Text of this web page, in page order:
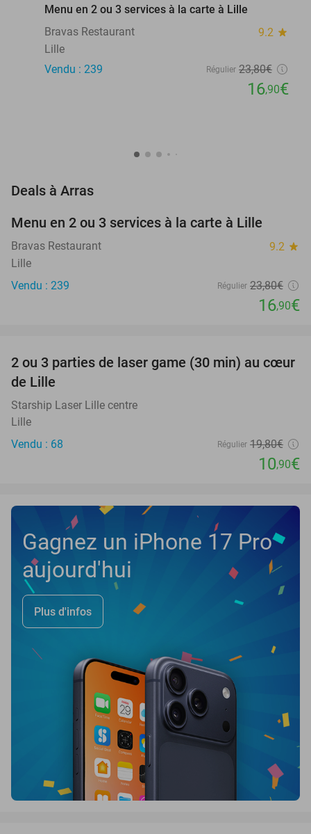
Menu en 2 ou 3 services à la carte à Lille
Bravas Restaurant
9.2 star
Lille
Vendu : 239
Régulier 23,80€
16,90€
Deals à Arras
Menu en 2 ou 3 services à la carte à Lille
Bravas Restaurant 9.2 star
Lille
Vendu : 239
Régulier 23,80€
16,90€
45%
2 ou 3 parties de laser game (30 min) au cœur
de Lille
Starship Laser Lille centre
Lille
Vendu : 68
Régulier 19,80€
10,90€
Gagnez un iPhone 17 Pro
aujourd'hui
Plus d'infos